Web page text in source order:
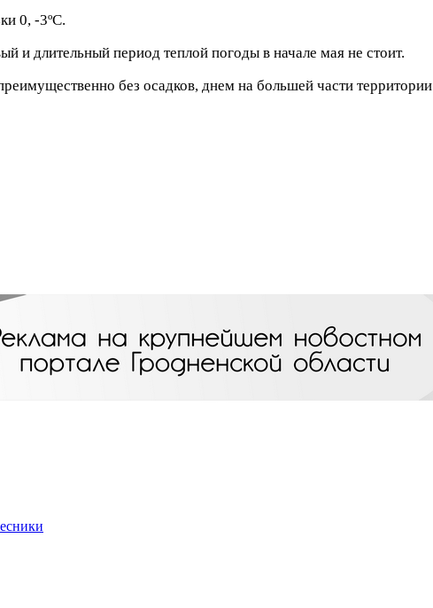
0, -3ºС.
и длительный период теплой погоды в начале мая не стоит.
без осадков, днем на большей части территории